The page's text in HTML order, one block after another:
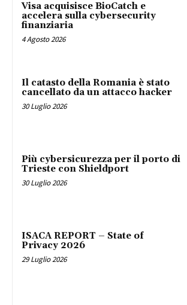
Visa acquisisce BioCatch e
accelera sulla cybersecurity
finanziaria
4 Agosto 2026
Il catasto della Romania è stato
cancellato da un attacco hacker
30 Luglio 2026
Più cybersicurezza per il porto di
Trieste con Shieldport
30 Luglio 2026
ISACA REPORT – State of
Privacy 2026
29 Luglio 2026